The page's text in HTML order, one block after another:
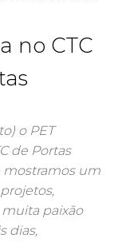
no CTC
o PET
de Portas
mostramos um
muita paixão
dias,